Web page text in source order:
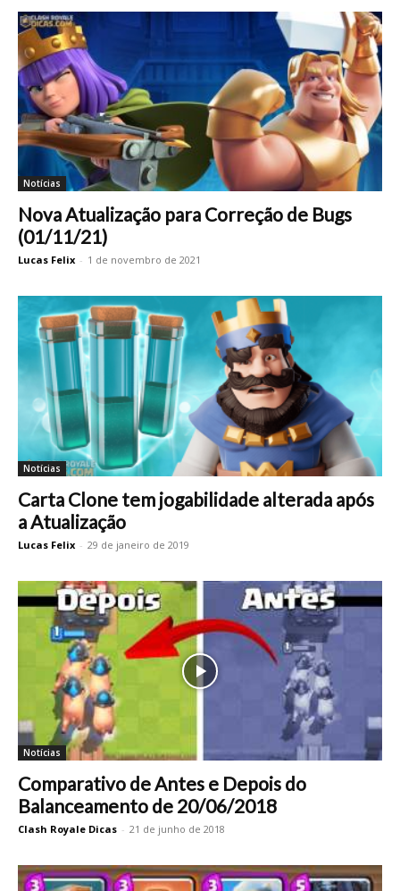
Notícias
Nova Atualização para Correção de Bugs
(01/11/21)
Lucas Felix - 1 de novembro de 2021
Notícias
Carta Clone tem jogabilidade alterada após
a Atualização
Lucas Felix - 29 de janeiro de 2019
Notícias
Comparativo de Antes e Depois do
Balanceamento de 20/06/2018
Clash Royale Dicas - 21 de junho de 2018